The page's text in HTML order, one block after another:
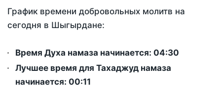
График времени добровольных молитв на
сегодня в Шыгырдане:
Время Духа намаза начинается: 04:30
Лучшее время для Тахаджуд намаза
начинается: 00:11